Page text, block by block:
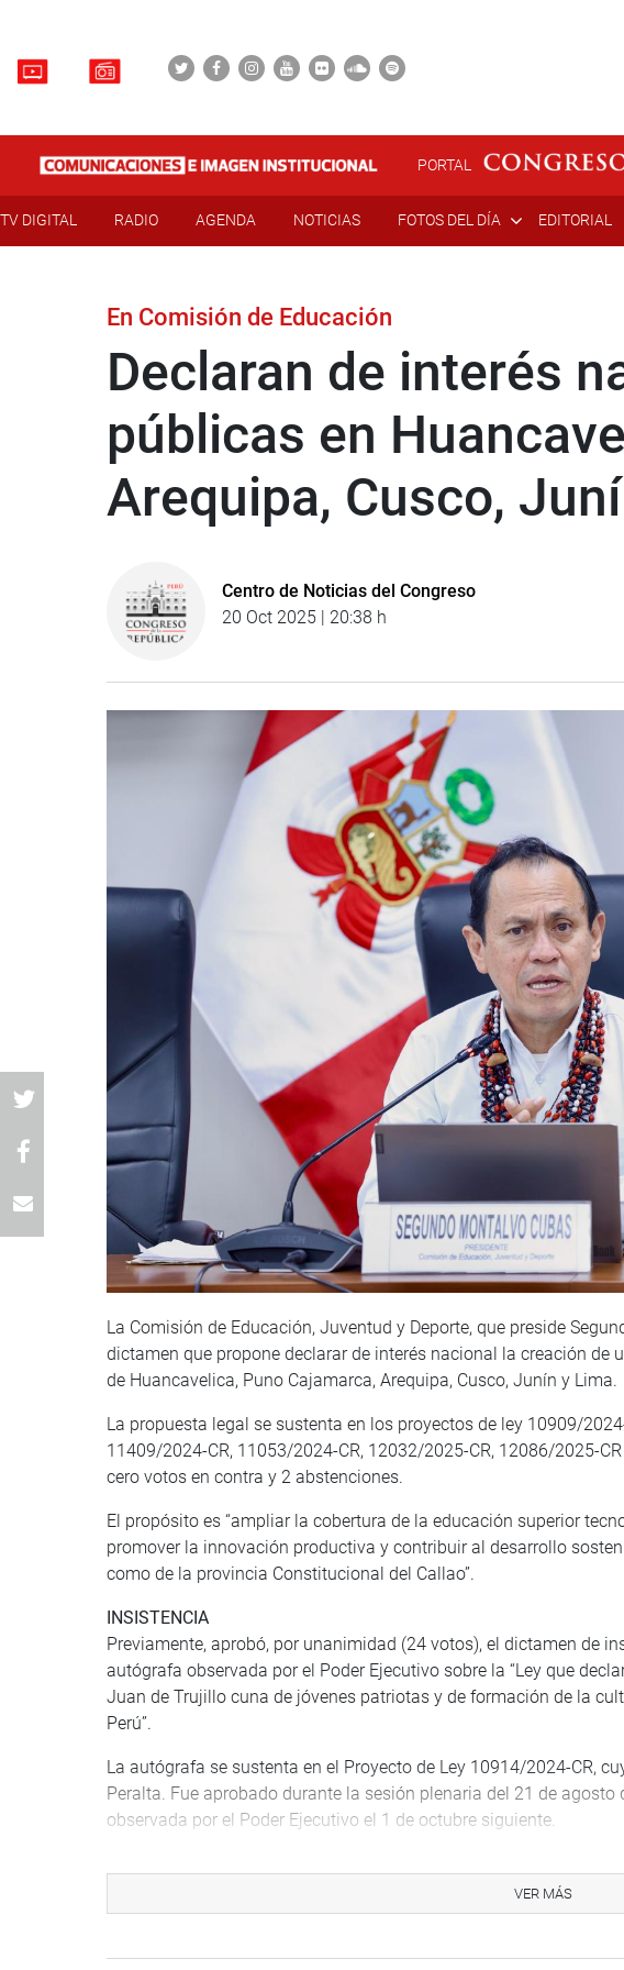
PORTAL
TV DIGITAL RADIO AGENDA NOTICIAS FOTOS DEL DÍA EDITORIAL
En Comisión de Educación
Declaran de interés
públicas en
Arequipa, Cusco,
Centro de Noticias del Congreso
20 Oct 2025 | 20:38 h
La Comisión de Educación, Juventud y Deporte, que preside
dictamen que propone declarar de interés nacional la creación de
de Huancavelica, Puno Cajamarca, Arequipa, Cusco, Junín y Lima.
La propuesta legal se sustenta en los proyectos de ley 10909/
11409/2024-CR, 11053/2024-CR, 12032/2025-CR, 12086/2025-
cero votos en contra y 2 abstenciones.
El propósito es “ampliar la cobertura de la educación superior
promover la innovación productiva y contribuir al desarrollo
como de la provincia Constitucional del Callao”.
INSISTENCIA
Previamente, aprobó, por unanimidad (24 votos), el dictamen de
autógrafa observada por el Poder Ejecutivo sobre la “Ley que
Juan de Trujillo cuna de jóvenes patriotas y de formación de la
Perú”.
La autógrafa se sustenta en el Proyecto de Ley 10914/2024-CR,
Peralta. Fue aprobado durante la sesión plenaria del 21 de
observada por el Poder Ejecutivo el 1 de octubre siguiente.
En otro punto de agenda, el congresista Idelso García Correa
que propone crear el Colegio de Profesionales Técnicos
EXPOSICIÓN
VER MÁS